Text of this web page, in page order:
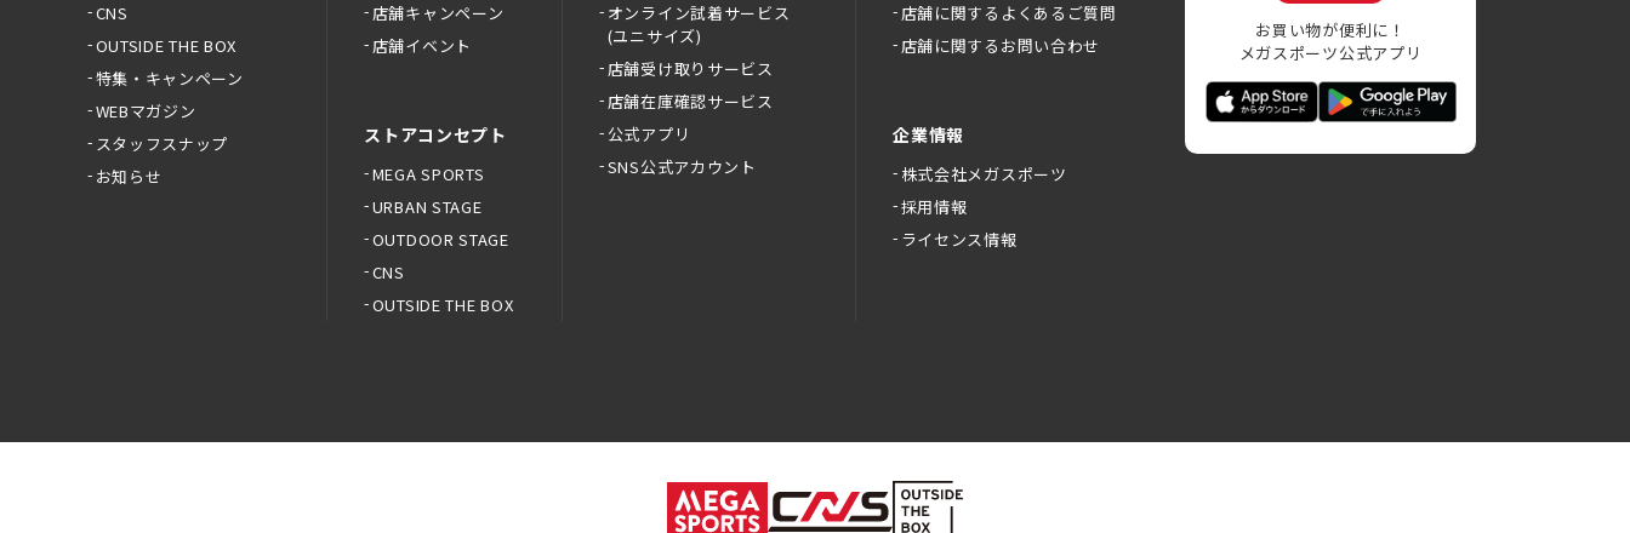
CNS
OUTSIDE THE BOX
特集・キャンペーン
WEBマガジン
スタッフスナップ
お知らせ
店舗キャンペーン
店舗イベント
ストアコンセプト
MEGA SPORTS
URBAN STAGE
OUTDOOR STAGE
CNS
OUTSIDE THE BOX
オンライン試着サービス
(ユニサイズ)
店舗受け取りサービス
店舗在庫確認サービス
公式アプリ
SNS公式アカウント
店舗に関するよくあるご質問
店舗に関するお問い合わせ
企業情報
株式会社メガスポーツ
採用情報
ライセンス情報
お買い物が便利に！
メガスポーツ公式アプリ